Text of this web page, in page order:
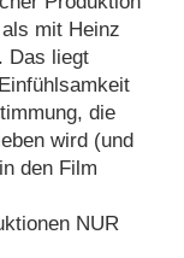
mit Heinz
Das liegt
die
wird (und
den Film
NUR